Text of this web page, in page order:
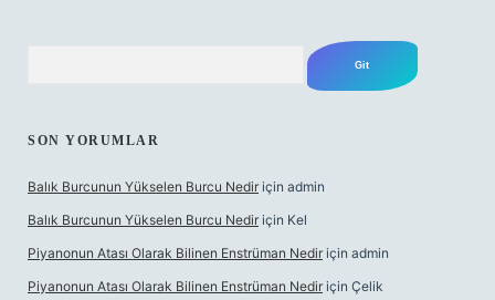
SON YORUMLAR
Balık Burcunun Yükselen Burcu Nedir için admin
Balık Burcunun Yükselen Burcu Nedir için Kel
Piyanonun Atası Olarak Bilinen Enstrüman Nedir için admin
Piyanonun Atası Olarak Bilinen Enstrüman Nedir için Çelik